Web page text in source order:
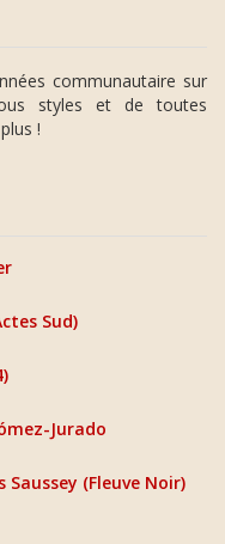
communautaire sur
styles et de toutes
!
Sud)
Jurado
(Fleuve Noir)